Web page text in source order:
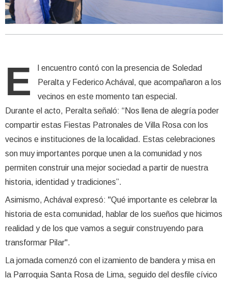
E
l encuentro contó con la presencia de Soledad
Peralta y Federico Achával, que acompañaron a los
vecinos en este momento tan especial.
Durante el acto, Peralta señaló: “Nos llena de alegría poder
compartir estas Fiestas Patronales de Villa Rosa con los
vecinos e instituciones de la localidad. Estas celebraciones
son muy importantes porque unen a la comunidad y nos
permiten construir una mejor sociedad a partir de nuestra
historia, identidad y tradiciones”.
Asimismo, Achával expresó: "Qué importante es celebrar la
historia de esta comunidad, hablar de los sueños que hicimos
realidad y de los que vamos a seguir construyendo para
transformar Pilar".
La jornada comenzó con el izamiento de bandera y misa en
la Parroquia Santa Rosa de Lima, seguido del desfile cívico